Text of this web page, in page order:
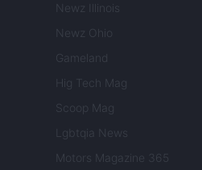
Newz Illinois
Newz Ohio
Gameland
Hig Tech Mag
Scoop Mag
Lgbtqia News
Motors Magazine 365